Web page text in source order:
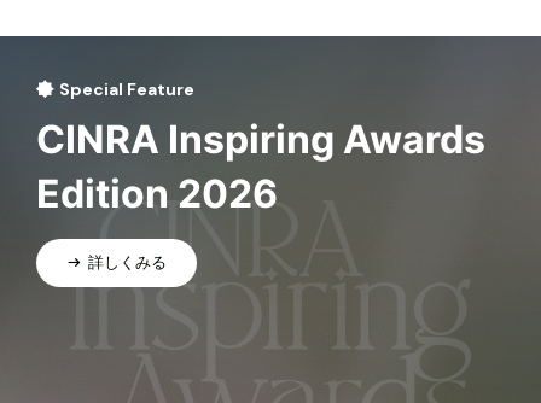
Special Feature
CINRA Inspiring Awards
Edition 2026
詳しくみる